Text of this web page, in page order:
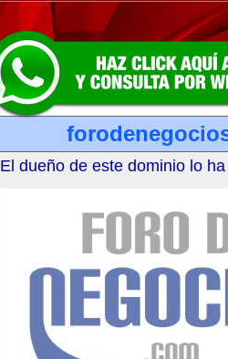
El dueño de este dominio lo